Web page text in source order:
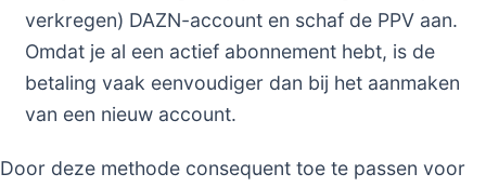
verkregen) DAZN-account en schaf de PPV aan.
Omdat je al een actief abonnement hebt, is de
betaling vaak eenvoudiger dan bij het aanmaken
van een nieuw account.
Door deze methode consequent toe te passen voor